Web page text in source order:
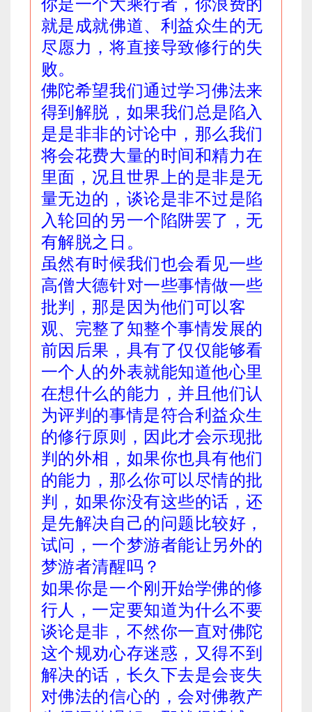
就是成就佛道、利益众生的无
尽愿力，将直接导致修行的失
败。
佛陀希望我们通过学习佛法来
得到解脱，如果我们总是陷入
是是非非的讨论中，那么我们
将会花费大量的时间和精力在
里面，况且世界上的是非是无
量无边的，谈论是非不过是陷
入轮回的另一个陷阱罢了，无
有解脱之日。
虽然有时候我们也会看见一些
高僧大德针对一些事情做一些
批判，那是因为他们可以客
观、完整了知整个事情发展的
前因后果，具有了仅仅能够看
一个人的外表就能知道他心里
在想什么的能力，并且他们认
为评判的事情是符合利益众生
的修行原则，因此才会示现批
判的外相，如果你也具有他们
的能力，那么你可以尽情的批
判，如果你没有这些的话，还
是先解决自己的问题比较好，
试问，一个梦游者能让另外的
梦游者清醒吗？
如果你是一个刚开始学佛的修
行人，一定要知道为什么不要
谈论是非，不然你一直对佛陀
这个规劝心存迷惑，又得不到
解决的话，长久下去是会丧失
对佛法的信心的，会对佛教产